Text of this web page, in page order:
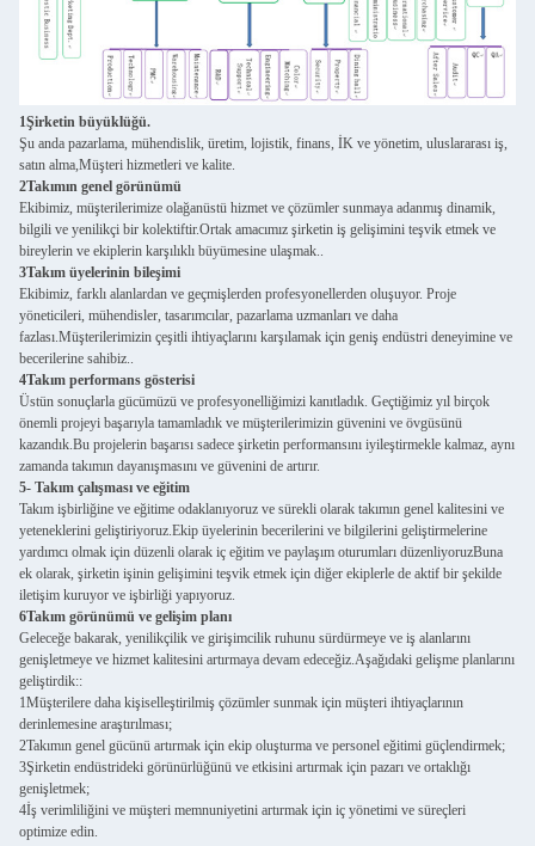
1Şirketin büyüklüğü.
Şu anda pazarlama, mühendislik, üretim, lojistik, finans, İK ve yönetim, uluslararası iş,
satın alma,Müşteri hizmetleri ve kalite.
2Takımın genel görünümü
Ekibimiz, müşterilerimize olağanüstü hizmet ve çözümler sunmaya adanmış dinamik,
bilgili ve yenilikçi bir kolektiftir.Ortak amacımız şirketin iş gelişimini teşvik etmek ve
bireylerin ve ekiplerin karşılıklı büyümesine ulaşmak..
3Takım üyelerinin bileşimi
Ekibimiz, farklı alanlardan ve geçmişlerden profesyonellerden oluşuyor. Proje
yöneticileri, mühendisler, tasarımcılar, pazarlama uzmanları ve daha
fazlası.Müşterilerimizin çeşitli ihtiyaçlarını karşılamak için geniş endüstri deneyimine ve
becerilerine sahibiz..
4Takım performans gösterisi
Üstün sonuçlarla gücümüzü ve profesyonelliğimizi kanıtladık. Geçtiğimiz yıl birçok
önemli projeyi başarıyla tamamladık ve müşterilerimizin güvenini ve övgüsünü
kazandık.Bu projelerin başarısı sadece şirketin performansını iyileştirmekle kalmaz, aynı
zamanda takımın dayanışmasını ve güvenini de artırır.
5- Takım çalışması ve eğitim
Takım işbirliğine ve eğitime odaklanıyoruz ve sürekli olarak takımın genel kalitesini ve
yeteneklerini geliştiriyoruz.Ekip üyelerinin becerilerini ve bilgilerini geliştirmelerine
yardımcı olmak için düzenli olarak iç eğitim ve paylaşım oturumları düzenliyoruzBuna
ek olarak, şirketin işinin gelişimini teşvik etmek için diğer ekiplerle de aktif bir şekilde
iletişim kuruyor ve işbirliği yapıyoruz.
6Takım görünümü ve gelişim planı
Geleceğe bakarak, yenilikçilik ve girişimcilik ruhunu sürdürmeye ve iş alanlarını
genişletmeye ve hizmet kalitesini artırmaya devam edeceğiz.Aşağıdaki gelişme planlarını
geliştirdik::
1Müşterilere daha kişiselleştirilmiş çözümler sunmak için müşteri ihtiyaçlarının
derinlemesine araştırılması;
2Takımın genel gücünü artırmak için ekip oluşturma ve personel eğitimi güçlendirmek;
3Şirketin endüstrideki görünürlüğünü ve etkisini artırmak için pazarı ve ortaklığı
genişletmek;
4İş verimliliğini ve müşteri memnuniyetini artırmak için iç yönetimi ve süreçleri
optimize edin.